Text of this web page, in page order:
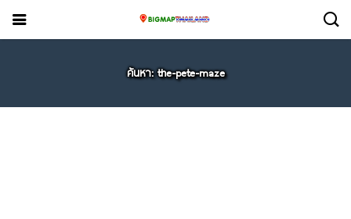
ค้นหา: the-pete-maze